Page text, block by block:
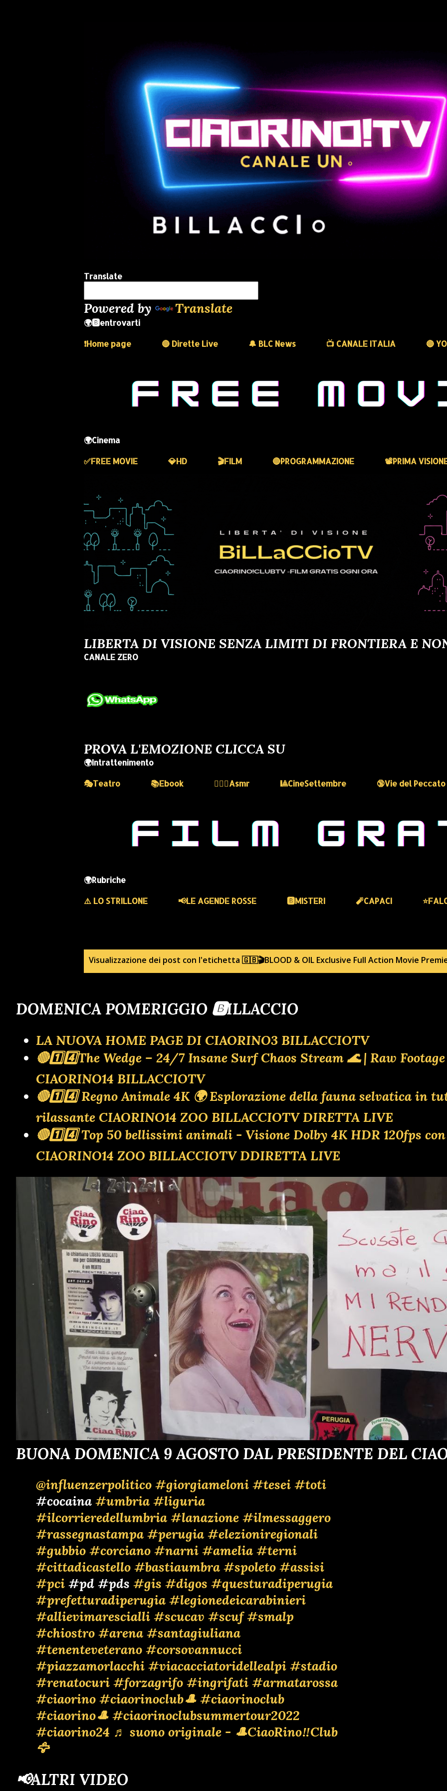
Translate
Powered by Translate
🌍🅱️entrovarti
❗️Home page
🔴 Dirette Live 🔔 BLC News 📺 CANALE ITALIA 🔴
🌍Cinema
✅️FREE MOVIE
💎HD 🎬FILM 🔴PROGRAMMAZIONE 📽️PRIMA
LIBERTA DI VISIONE SENZA LIMITI DI FRONTIERA E
CANALE ZERO
PROVA L'EMOZIONE CLICCA SU
🌍Intrattenimento
🎭Teatro
📚Ebook 💆🏻‍♀️Asmr 🎱CineSettembre 🔞Vie del Peccato
🌍Rubriche
⚠️ LO STRILLONE
📢LE AGENDE ROSSE 🅱️MISTERI 🧨CAPACI
s
Visualizzazione dei post con l'etichetta 🇬🇧🎬BLOOD & OIL Exclusive Full Action Movie
DOMENICA POMERIGGIO 🅱️ILLACCIO
LA NUOVA HOME PAGE DI CIAORINO3 BILLACCIOTV
🔴1️⃣4️⃣The Wedge – 24/7 Insane Surf Chaos Stream 🌊 | Raw
CIAORINO14 BILLACCIOTV
🔴1️⃣4️⃣ Regno Animale 4K 🌍 Esplorazione della fauna selvatica in
rilassante CIAORINO14 ZOO BILLACCIOTV DIRETTA LIVE
🔴1️⃣4️⃣ Top 50 bellissimi animali - Visione Dolby 4K HDR 120fps
CIAORINO14 ZOO BILLACCIOTV DDIRETTA LIVE
BUONA DOMENICA 9 AGOSTO DAL PRESIDENTE DEL
@influenzerpolitico #giorgiameloni #tesei #toti
#cocaina #umbria #liguria
#ilcorrieredellumbria #lanazione #ilmessaggero
#rassegnastampa #perugia #elezioniregionali
#gubbio #corciano #narni #amelia #terni
#cittadicastello #bastiaumbra #spoleto #assisi
#pci #pd #pds #gis #digos #questuradiperugia
#prefetturadiperugia #legionedeicarabinieri
#allievimarescialli #scucav #scuf #smalp
#chiostro #arena #santagiuliana
#tenenteveterano #corsovannucci
#piazzamorlacchi #viacacciatoridellealpi #stadio
#renatocuri #forzagrifo #ingrifati #armatarossa
#ciaorino #ciaorinoclub🎩 #ciaorinoclub
#ciaorino🎩 #ciaorinoclubsummertour2022
#ciaorino24 ♬ suono originale - 🎩CiaoRino‼️Club
🦅
📢ALTRI VIDEO